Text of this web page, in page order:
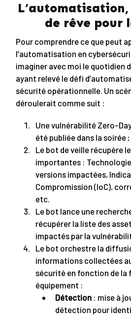
de rêve pour
Pour comprendre ce que peut
l’automatisation en
imaginer avec moi le quotidien
ayant relevé le défi
sécurité opérationnelle. Un
déroulerait comme suit :
Une vulnérabilité Zero-
été publiée dans la soirée ;
Le bot de veille récupère
importantes :
versions impactées,
Compromission (IoC),
etc.
Le bot lance une
récupérer la liste des
impactés par la
Le bot orchestre la
informations collectées
sécurité en fonction de la
équipement :
Détection : mise à
détection pour